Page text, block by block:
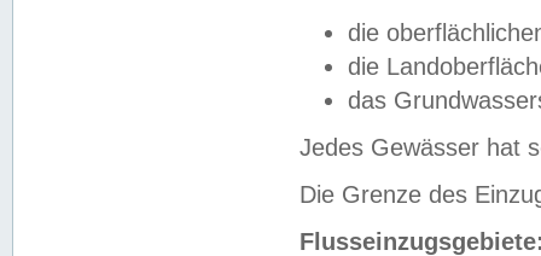
die
die
das
Jedes Gewässer hat
Die Grenze des